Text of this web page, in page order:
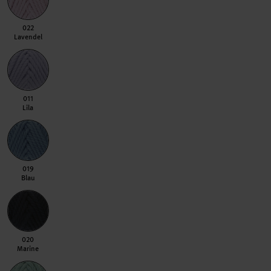
022 Lavendel
022
Lavendel
011 Lila
011
Lila
019 Blau
019
Blau
020 Marine
020
Marine